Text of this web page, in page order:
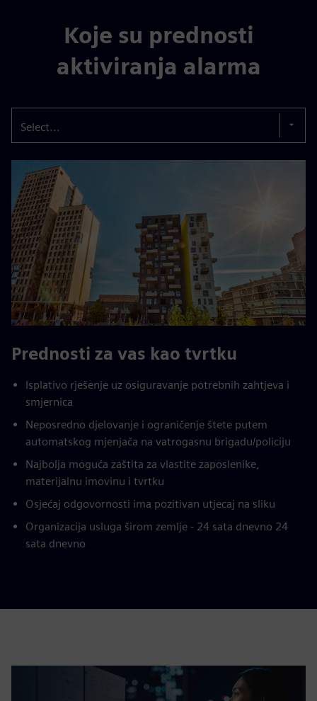
Koje su prednosti
aktiviranja alarma
Select...
Prednosti za vas kao tvrtku
Isplativo rješenje uz osiguravanje potrebnih zahtjeva i
smjernica
Neposredno djelovanje i ograničenje štete putem
automatskog mjenjača na vatrogasnu brigadu/policiju
Najbolja moguća zaštita za vlastite zaposlenike,
materijalnu imovinu i tvrtku
Osjećaj odgovornosti ima pozitivan utjecaj na sliku
Organizacija usluga širom zemlje - 24 sata dnevno 24
sata dnevno